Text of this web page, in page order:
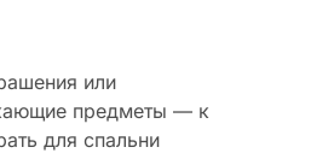
или
предметы — к
для спальни